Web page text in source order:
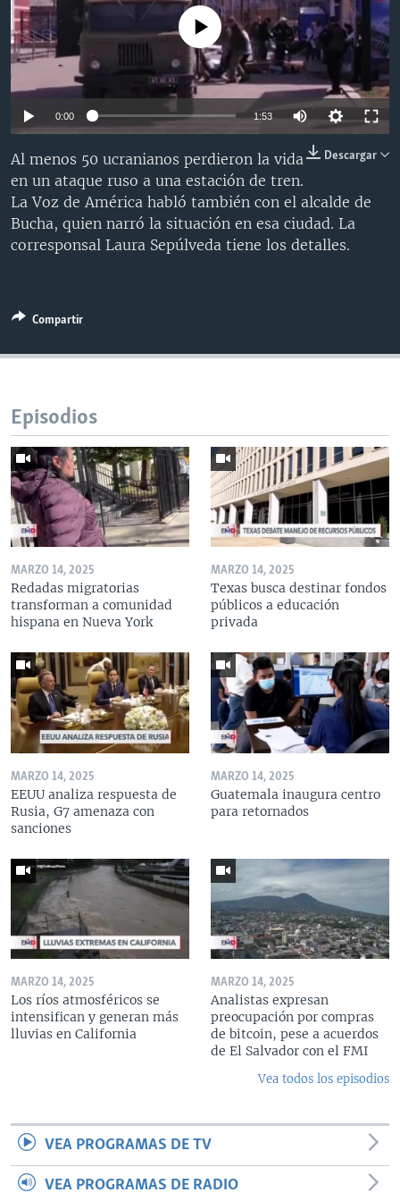
VENEZUELA
BRASIL
NICARAGUA
ECONOMÍA
ENTRETENIMIENTO Y CULTURA
TECNOLOGÍA
DEPORTES
MULTIMEDIA
VIDEOS
FOTOGRAFÍA
AUDIOS
PROGRAMAS TV
EL MUNDO AL DÍA
FORO INTERAMERICANO
LAS CLAVES
PANORAMA
AVANCE INFORMATIVO
BUENOS DÍAS AMÉRICA
ESTADOS UNIDOS AL DÍA
EL MUNDO AL DÍA [RADIO]
DIRECT
Learning English
SÍGANOS
Idiomas
No media source currently available
0:00 1:53
Descargar
Al menos 50 ucranianos perdieron la vida
en un ataque ruso a una estación de tren.
La Voz de América habló también con el alcalde de
Bucha, quien narró la situación en esa ciudad. La
corresponsal Laura Sepúlveda tiene los detalles.
Compartir
Episodios
MARZO 14, 2025
Redadas migratorias
transforman a comunidad
hispana en Nueva York
MARZO 14, 2025
Texas busca destinar fondos
públicos a educación
privada
MARZO 14, 2025
EEUU analiza respuesta de
Rusia, G7 amenaza con
sanciones
MARZO 14, 2025
Guatemala inaugura centro
para retornados
MARZO 14, 2025
Los ríos atmosféricos se
intensifican y generan más
lluvias en California
MARZO 14, 2025
Analistas expresan
preocupación por compras
de bitcoin, pese a acuerdos
de El Salvador con el FMI
Vea todos los episodios
VEA PROGRAMAS DE TV
VEA PROGRAMAS DE RADIO